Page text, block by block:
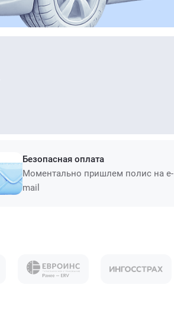
Безопасная оплата
Моментально пришлем полис на e-
mail